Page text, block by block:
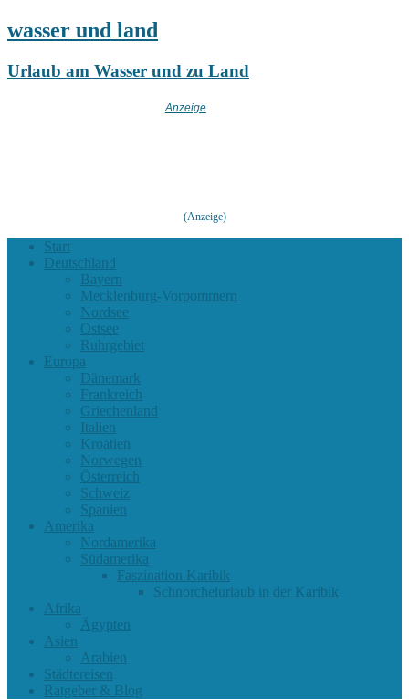
wasser und land
Urlaub am Wasser und zu Land
(Anzeige)
Start
Deutschland
Bayern
Mecklenburg-Vorpommern
Nordsee
Ostsee
Ruhrgebiet
Europa
Dänemark
Frankreich
Griechenland
Italien
Kroatien
Norwegen
Österreich
Schweiz
Spanien
Amerika
Nordamerika
Südamerika
Faszination Karibik
Schnorchelurlaub in der Karibik
Afrika
Ägypten
Asien
Arabien
Städtereisen
Ratgeber & Blog